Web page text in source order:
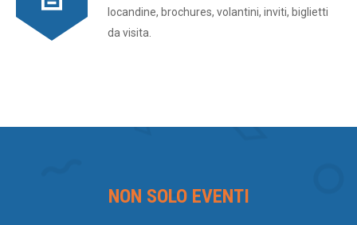
locandine, brochures, volantini, inviti, biglietti
da visita.
NON SOLO EVENTI